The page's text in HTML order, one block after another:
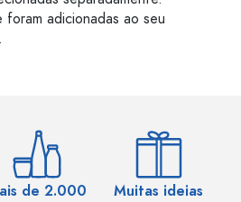
adicionadas ao seu
de 2.000
Muitas ideias